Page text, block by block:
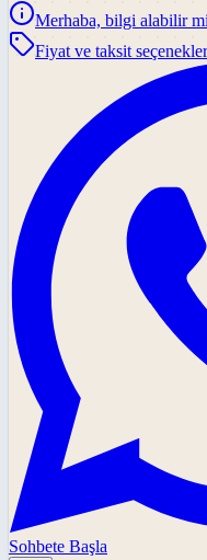
Merhaba, bilgi alabilir
Fiyat ve taksit
Sohbete Başla